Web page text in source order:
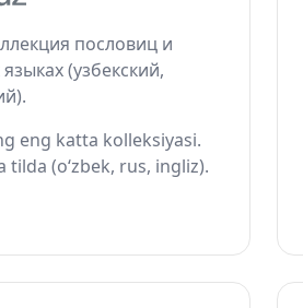
пословиц и
(узбекский,
eng katta kolleksiyasi.
(o‘zbek, rus, ingliz).